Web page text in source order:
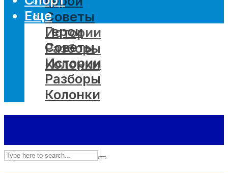
Советы
Истории
Разборы
Колонки
Еще
Герои
Советы
Истории
Разборы
Колонки